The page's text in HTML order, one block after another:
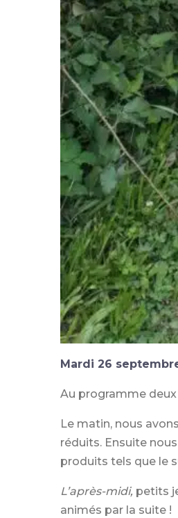
Mardi 26
Au programme
Le matin, nous
réduits. Ensuite
produits tels que le
L’après-midi, petits
animés par la suite !